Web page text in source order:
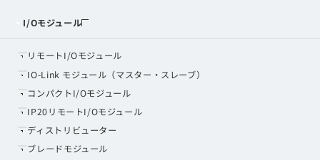
I/Oモジュール
リモートI/Oモジュール
IO-Link モジュール（マスター・スレーブ）
コンパクトI/Oモジュール
IP20リモートI/Oモジュール
ディストリビューター
ブレードモジュール